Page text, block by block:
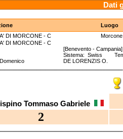
Dati
Luogo
DI MORCONE - C
Morcone
DI MORCONE - C
[Benevento - Campania]
Sistema: Swiss
Domenico DE LORENZIS O.
Tommaso Gabriele
2